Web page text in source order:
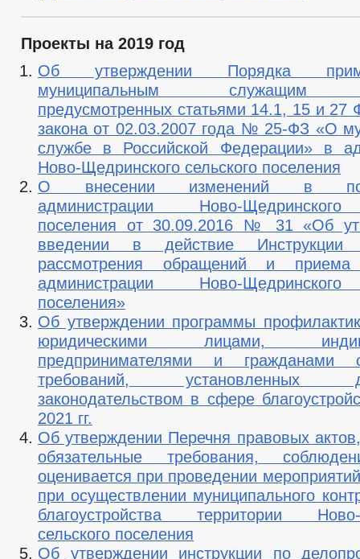
Проекты на 2019 год
Об утверждении Порядка
муниципальным служащим
предусмотренных статьями 14.1, 15 и 27
закона от 02.03.2007 года № 25-ФЗ «О
службе в Российской Федерации» в
Ново-Щедринского сельского поселения
О внесении изменений в
администрации Ново-
поселения от 30.09.2016 № 31 «Об
введении в действие
рассмотрения обращений и
администрации Ново-
поселения»
Об утверждении программы
юридическими лицами,
предпринимателями и гражданами
требований, установленных
законодательством в сфере
2021 гг.
Об утверждении Перечня правовых
обязательные требования,
оценивается при проведении
при осуществлении муниципального
благоустройства территории Ново-
сельского поселения
Об утверждении инструкции по